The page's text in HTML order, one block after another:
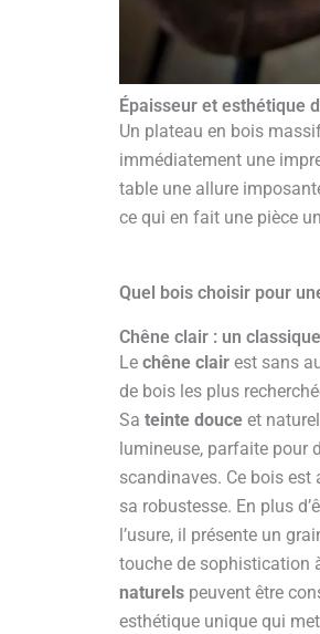
Épaisseur et esthétique
Un plateau en bois
immédiatement une
table une allure
ce qui en fait une pièce
Quel bois choisir pour
Chêne clair : un
Le chêne clairest sans
de bois les plus
Sa teinte douceet
lumineuse, parfaite pour
scandinaves. Ce bois
sa robustesse. En plus
l’usure, il présente un
touche de sophistication
naturelspeuvent être
esthétique unique qui